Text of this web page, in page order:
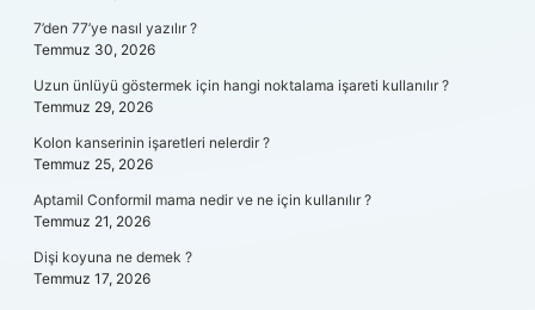
7’den 77’ye nasıl yazılır ?
Temmuz 30, 2026
Uzun ünlüyü göstermek için hangi noktalama işareti kullanılır ?
Temmuz 29, 2026
Kolon kanserinin işaretleri nelerdir ?
Temmuz 25, 2026
Aptamil Conformil mama nedir ve ne için kullanılır ?
Temmuz 21, 2026
Dişi koyuna ne demek ?
Temmuz 17, 2026